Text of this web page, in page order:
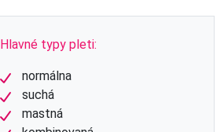
Hlavné typy pleti:
normálna
suchá
mastná